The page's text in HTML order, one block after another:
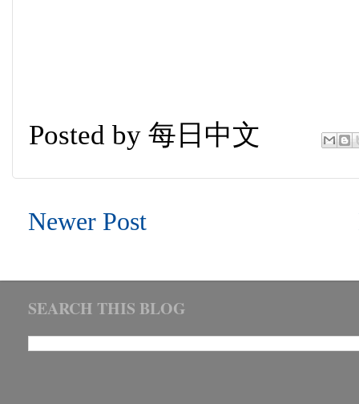
Posted by 每日中文
Newer Post
SEARCH THIS BLOG